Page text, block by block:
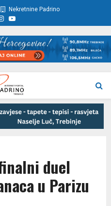
Nekretnine Padrino
Instagram
Youtube
duel
u Parizu